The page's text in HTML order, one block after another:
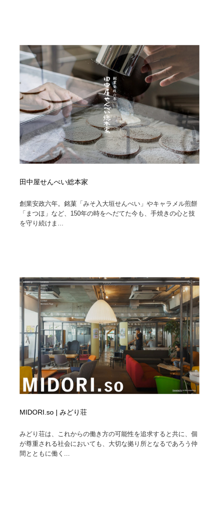
田中屋せんべい総本家
創業安政六年。銘菓「みそ入大垣せんべい」やキャラメル煎餅
「まつほ」など、150年の時をへだてた今も、手焼きの心と技
を守り続けま...
MIDORI.so | みどり荘
みどり荘は、これからの働き方の可能性を追求すると共に、個
が尊重される社会においても、大切な拠り所となるであろう仲
間とともに働く...